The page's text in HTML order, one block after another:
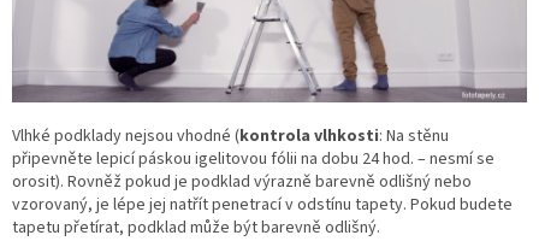
Vlhké podklady nejsou vhodné (kontrola vlhkosti: Na stěnu
připevněte lepicí páskou igelitovou fólii na dobu 24 hod. – nesmí se
orosit). Rovněž pokud je podklad výrazně barevně odlišný nebo
vzorovaný, je lépe jej natřít penetrací v odstínu tapety. Pokud budete
tapetu přetírat, podklad může být barevně odlišný.